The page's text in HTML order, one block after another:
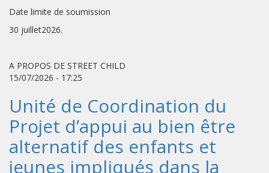
Date limite de soumission
30 juillet2026.
A PROPOS DE STREET CHILD
15/07/2026 - 17:25
Unité de Coordination du
Projet d’appui au bien être
alternatif des enfants et
jeunes impliqués dans la